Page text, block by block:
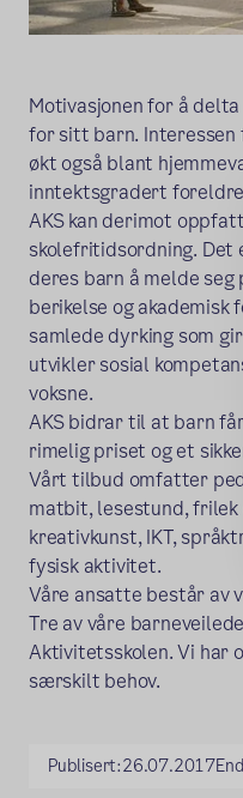
Motivasjonen for å
for sitt barn. Interessen
økt også blant
inntektsgradert
AKS kan derimot
skolefritidsordning. Det
deres barn å melde
berikelse og
samlede dyrking som
utvikler sosial
voksne.
AKS bidrar til at barn
rimelig priset og et
Vårt tilbud omfatter
matbit, lesestund, frilek
kreativkunst, IKT,
fysisk aktivitet.
Våre ansatte består av
Tre av våre
Aktivitetsskolen. Vi har
særskilt behov.
Publisert:26.07.2017